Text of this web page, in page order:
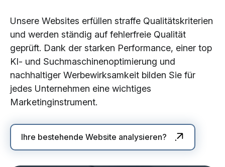
Unsere Websites erfüllen straffe Qualitätskriterien
und werden ständig auf fehlerfreie Qualität
geprüft. Dank der starken Performance, einer top
KI- und Suchmaschinenoptimierung und
nachhaltiger Werbewirksamkeit bilden Sie für
jedes Unternehmen eine wichtiges
Marketinginstrument.
Ihre bestehende Website analysieren?